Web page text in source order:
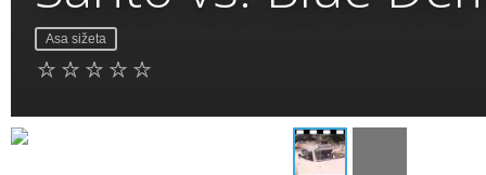
Asa sižeta